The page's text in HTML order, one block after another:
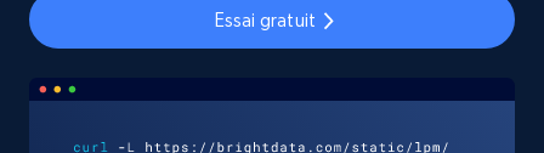
Essai gratuit